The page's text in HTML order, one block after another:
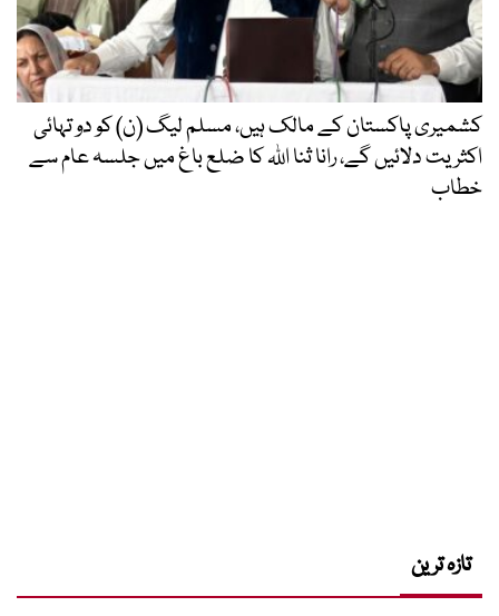
کشمیری پاکستان کے مالک ہیں، مسلم لیگ (ن) کو دو تہائی
اکثریت دلائیں گے، رانا ثنا اللہ کا ضلع باغ میں جلسہ عام سے
خطاب
تازہ ترین